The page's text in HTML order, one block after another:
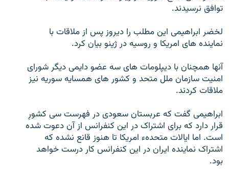
'کووید-۱۹'
تماس
صفحه پشتو
Azadi English
به ما بپیوندید
همۀ سایت‌های رادیو آزادی/ رادیو اروپای آزاد
توافق نرسیدند.
لخضر ابراهیمی این مطلب را دیروز پس از ملاقات با
نماینده های امریکا و روسیه در ژینو بیان کرد.
آنها همچنان با دیپلومات های سه عضو دایمی دیگر شورای
امنیت سازمان ملل متحد و کشور های همسایه سوریه نیز
ملاقات کردند.
ابراهیمی گفت که عربستان سعودی در فهرست سی کشورِ
قرار دارد که برای اشتراک در این کنفرانس از آن دعوت شده
است. اما ایالات متحدهء امریکا تا هنوز قانع نشده که
اشتراک نماینده ایران در این کنفرانس کار درست خواهد
بود.